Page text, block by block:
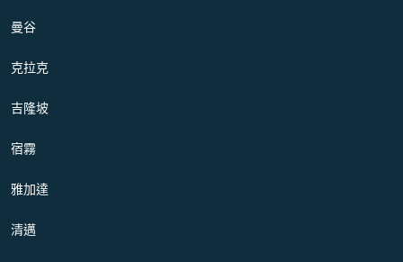
曼谷
克拉克
吉隆坡
宿霧
雅加達
清邁